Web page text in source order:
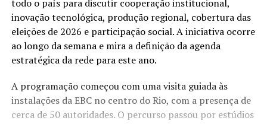
todo o país para discutir cooperação institucional,
inovação tecnológica, produção regional, cobertura das
eleições de 2026 e participação social. A iniciativa ocorre
ao longo da semana e mira a definição da agenda
estratégica da rede para este ano.
A programação começou com uma visita guiada às
instalações da EBC no centro do Rio, com a presença de
cerca de 50 autoridades. O percurso passou por estúdios